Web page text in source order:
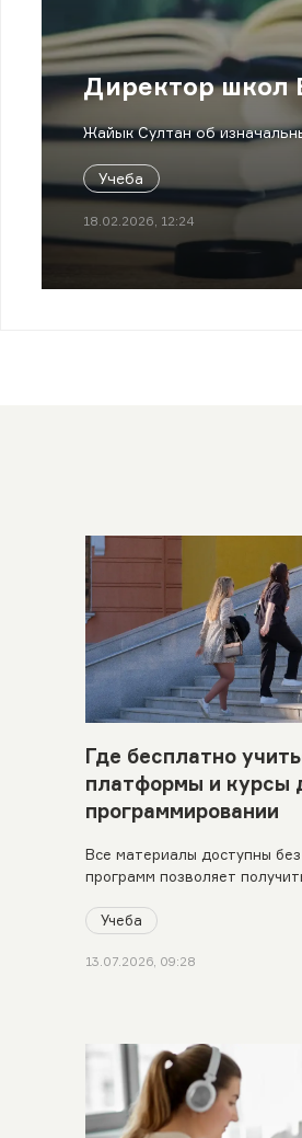
Директор школ
Жайык Султан об
Учеба
18.02.2026, 12:24
Где бесплатно
платформы и курсы
программировании
Все материалы доступны
программ позволяет
Учеба
13.07.2026, 09:28